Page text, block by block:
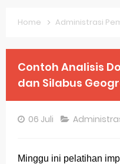
Pembahasan Soal
Pembahasan Soal
Pembahasan Soal
Pembahasan Soal
Home Administrasi
Contoh Analisis
dan Silabus
06 Juli
Minggu ini pelatihan